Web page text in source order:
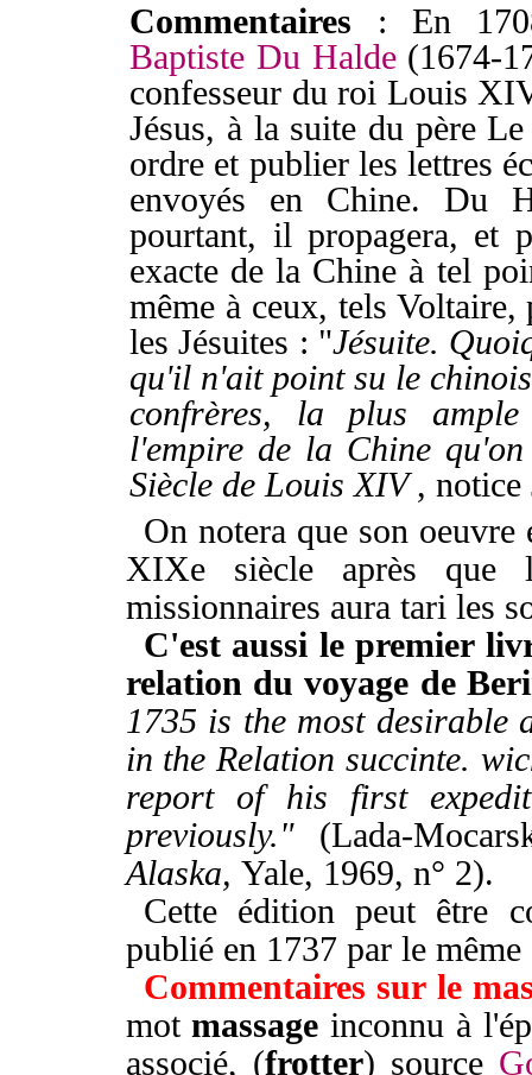
Commentaires : En
Baptiste Du Halde(1674-
confesseur du roi Louis
Jésus, à la suite du père
ordre et publier les lettres
envoyés en Chine. Du
pourtant, il propagera, et
exacte de la Chine à tel
même à ceux, tels Voltaire,
les Jésuites : "Jésuite.
qu'il n'ait point su le
confrères, la plus
l'empire de la Chine
Siècle de Louis XIV, notice
On notera que son
XIXe siècle après que
missionnaires aura tari les
C'est aussi le premier
relation du voyage de
1735 is the most
in the Relation succinte.
report of his first
previously." (Lada-
Alaska, Yale, 1969, n° 2).
Cette édition peut être
publié en 1737 par le
Commentaires sur le
motmassage inconnu à
associé, (frotter) source